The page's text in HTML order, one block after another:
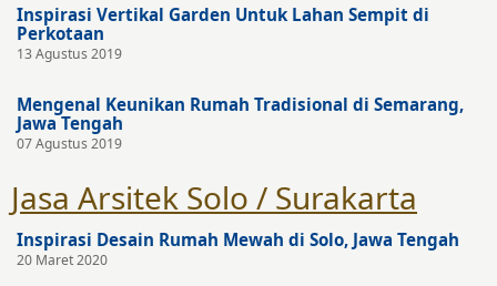
Inspirasi Vertikal Garden Untuk Lahan Sempit di
Perkotaan
13 Agustus 2019
Mengenal Keunikan Rumah Tradisional di Semarang,
Jawa Tengah
07 Agustus 2019
Jasa Arsitek Solo / Surakarta
Inspirasi Desain Rumah Mewah di Solo, Jawa Tengah
20 Maret 2020